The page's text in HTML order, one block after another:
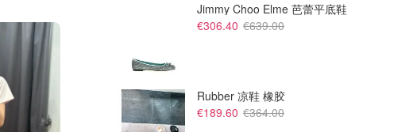
Jimmy Choo Elme 芭蕾平底鞋
€306.40 €639.00
Rubber 凉鞋 橡胶
€189.60 €364.00